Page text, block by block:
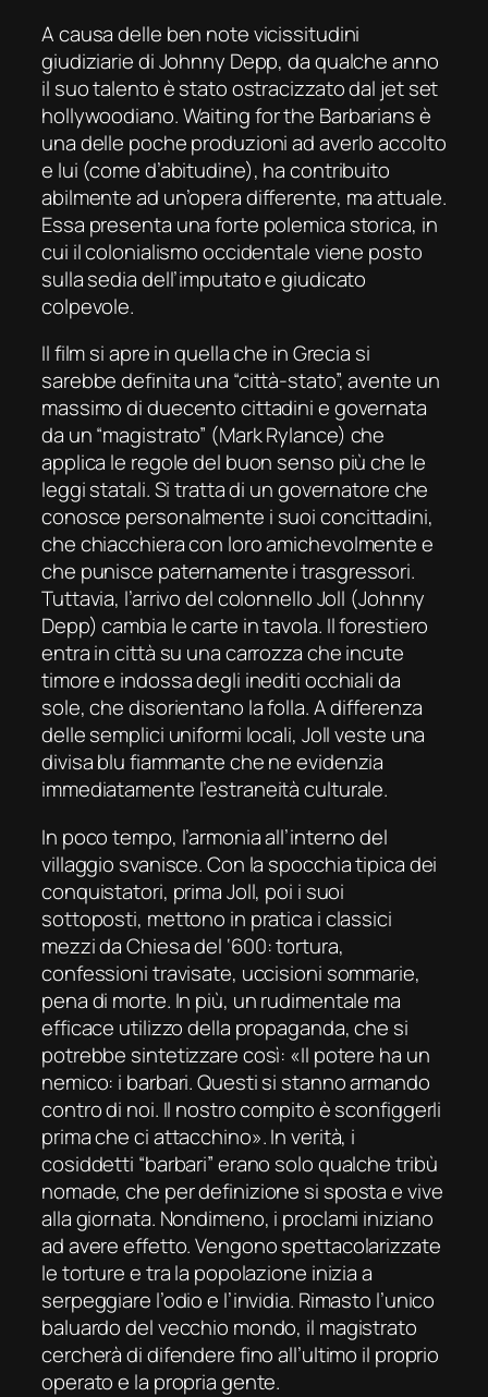
A causa delle ben note vicissitudini
giudiziarie di Johnny Depp, da qualche anno
il suo talento è stato ostracizzato dal jet set
hollywoodiano.Waiting for the Barbariansè
una delle poche produzioni ad averlo accolto
e lui (come d’abitudine), ha contribuito
abilmente ad un’opera differente, ma attuale.
Essa presenta una forte polemica storica, in
cui il colonialismo occidentale viene posto
sulla sedia dell’imputato e giudicato
colpevole.
Il film si apre in quella che in Grecia si
sarebbe definita una “città-stato”, avente un
massimo di duecento cittadini e governata
da un “magistrato” (Mark Rylance) che
applica le regole del buon senso più che le
leggi statali. Si tratta di un governatore che
conosce personalmente i suoi concittadini,
che chiacchiera con loro amichevolmente e
che punisce paternamente i trasgressori.
Tuttavia, l’arrivo del colonnello Joll (Johnny
Depp) cambia le carte in tavola. Il forestiero
entra in città su una carrozza che incute
timore e indossa degli inediti occhiali da
sole, che disorientano la folla. A differenza
delle semplici uniformi locali, Joll veste una
divisa blu fiammante che ne evidenzia
immediatamente l’estraneità culturale.
In poco tempo, l’armonia all’interno del
villaggio svanisce. Con la spocchia tipica dei
conquistatori, prima Joll, poi i suoi
sottoposti, mettono in pratica i classici
mezzi da Chiesa del ‘600: tortura,
confessioni travisate, uccisioni sommarie,
pena di morte. In più, un rudimentale ma
efficace utilizzo della propaganda, che si
potrebbe sintetizzare così: «Il potere ha un
nemico: i barbari. Questi si stanno armando
contro di noi. Il nostro compito è sconfiggerli
prima che ci attacchino». In verità, i
cosiddetti “barbari” erano solo qualche tribù
nomade, che per definizione si sposta e vive
alla giornata. Nondimeno, i proclami iniziano
ad avere effetto. Vengono spettacolarizzate
le torture e tra la popolazione inizia a
serpeggiare l’odio e l’invidia. Rimasto l’unico
baluardo del vecchio mondo, il magistrato
cercherà di difendere fino all’ultimo il proprio
operato e la propria gente.